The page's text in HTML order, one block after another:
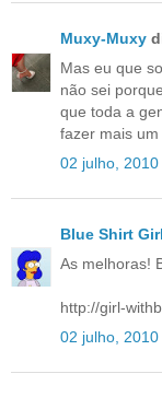
Muxy-Muxy
Mas eu que
não sei
que toda a
fazer mais
02 julho, 2010
Blue Shirt Girl
As melhoras!
http://girl-
02 julho, 2010